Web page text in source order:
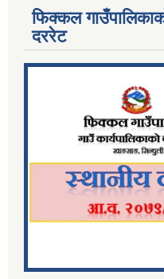
फिक्कल
दररेट